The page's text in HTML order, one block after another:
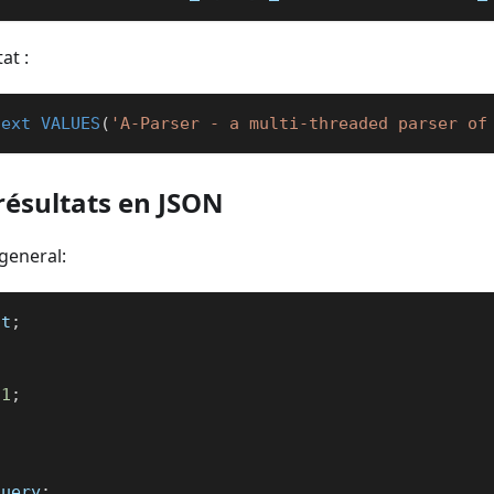
:
VALUES ( 'A-Parser - a multi-threaded parser
en JSON
;
1 ;